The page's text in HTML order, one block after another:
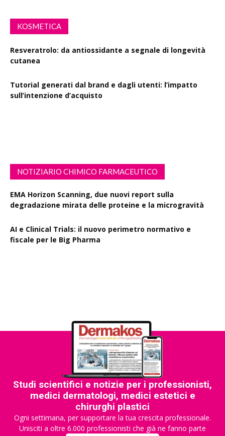
KOSMETICA
Resveratrolo: da antiossidante a segnale di longevità
cutanea
Tutorial generati dal brand e dagli utenti: l’impatto
sull’intenzione d’acquisto
NOTIZIARIO CHIMICO FARMACEUTICO
EMA Horizon Scanning, due nuovi report sulla
degradazione mirata delle proteine e la microgravità
AI e Clinical Trials: il nuovo perimetro normativo e
fiscale per le Big Pharma
Studi scientifici e notizie per i professionisti,
medici dermatologi, medici estetici e
chirurghi plastici
Ogni settimana, per supportare la tua crescita professionale.
Unisciti a oltre 6.000 professionisti che già ne fanno parte